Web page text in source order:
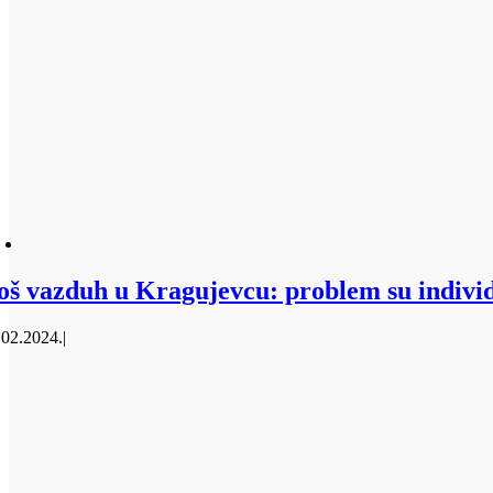
vazduh u Kragujevcu: problem su
|